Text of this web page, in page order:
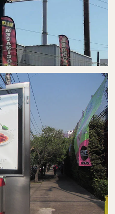
PANORÁMICOS
EN MATAMOROS